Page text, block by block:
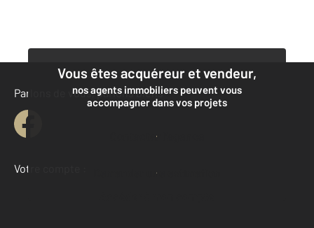
Vous êtes acquéreur et vendeur,
nos agents immobiliers peuvent vous
accompagner dans vos projets
Contacter l’agence
Demander une estimation
Parlons de vous, parlons biens
Votre compte :